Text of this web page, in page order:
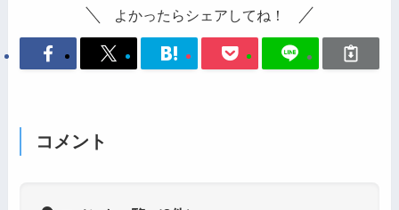
よかったらシェアしてね！
コメント